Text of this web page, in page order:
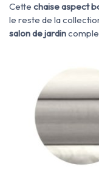
Cette chaise aspect
le reste de la
salon de jardin